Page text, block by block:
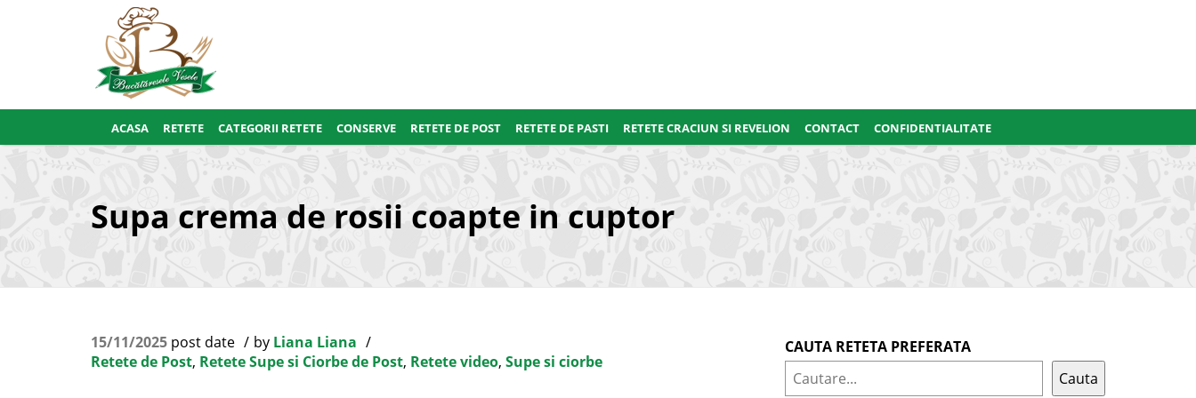
ACASA RETETE CATEGORII RETETE CONSERVE RETETE DE POST RETETE DE PASTI RETETE CRACIUN SI REVELION CONTACT CONFIDENTIALITATE
Supa crema de rosii coapte in cuptor
15/11/2025 post date by Liana Liana
Retete de Post, Retete Supe si Ciorbe de Post, Retete video, Supe si ciorbe
CAUTA RETETA PREFERATA
Cauta